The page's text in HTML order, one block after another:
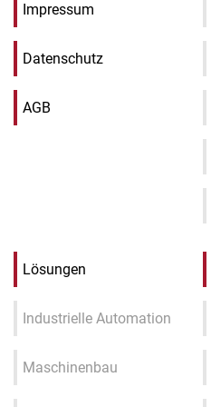
Impressum
Datenschutz
AGB
Lösungen
Industrielle Automation
Maschinenbau